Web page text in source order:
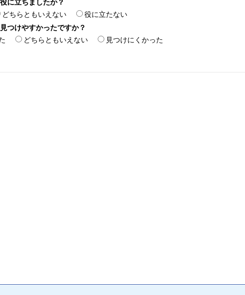
に立ちましたか？
どちらともいえない
役に立たない
つけやすかったですか？
どちらともいえない 見つけにくかった